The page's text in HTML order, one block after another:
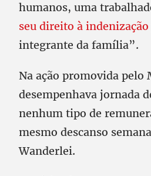
humanos, uma
seu direito à indenização
integrante da família”.
Na ação promovida
desempenhava jornada
nenhum tipo de
mesmo descanso
Wanderlei.